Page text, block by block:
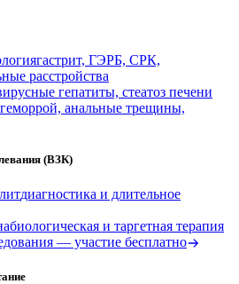
гастрит, ГЭРБ, СРК,
расстройства
гепатиты, стеатоз печени
геморрой, анальные трещины,
(ВЗК)
диагностика и длительное
биологическая и таргетная терапия
— участие бесплатно